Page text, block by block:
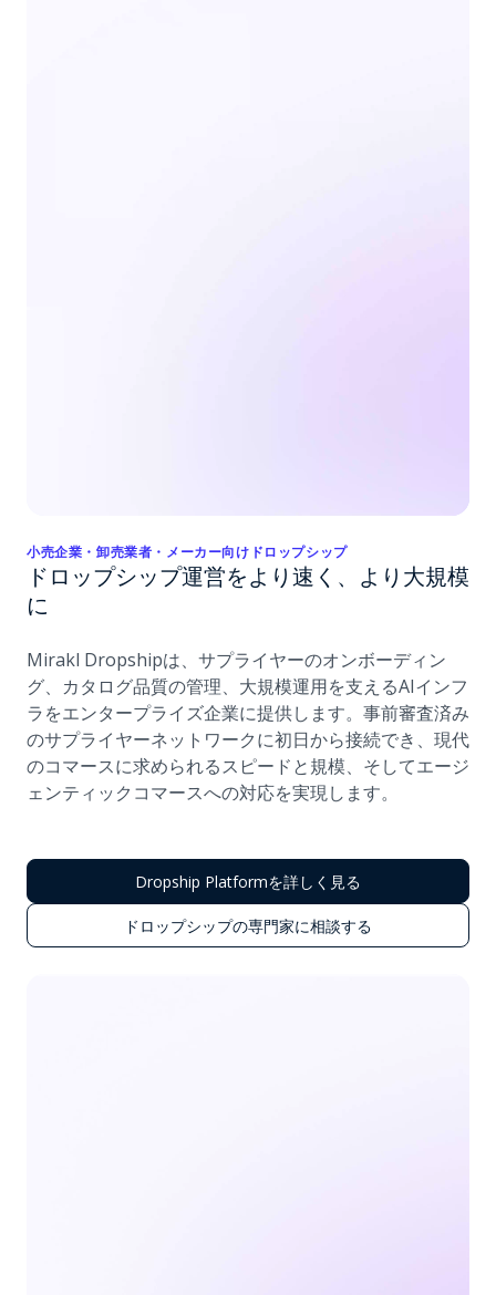
小売企業・卸売業者・メーカー向けドロップシップ
ドロップシップ運営をより速く、より大規模
に
Mirakl Dropshipは、サプライヤーのオンボーディン
グ、カタログ品質の管理、大規模運用を支えるAIインフ
ラをエンタープライズ企業に提供します。事前審査済み
のサプライヤーネットワークに初日から接続でき、現代
のコマースに求められるスピードと規模、そしてエージ
ェンティックコマースへの対応を実現します。
Dropship Platformを詳しく見る
ドロップシップの専門家に相談する